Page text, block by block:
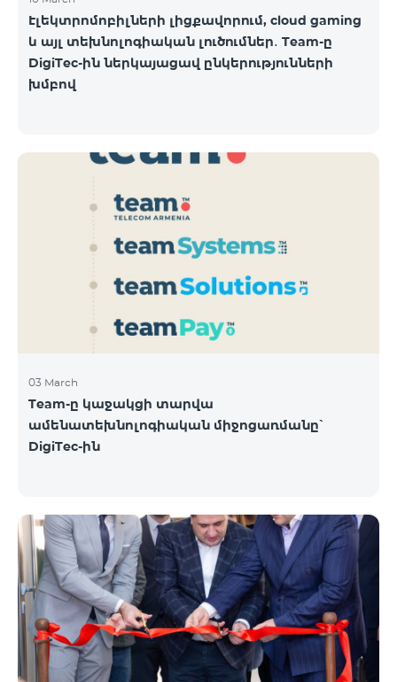
Էլեկտրոմոբիլների լիցքավորում, cloud gaming
և այլ տեխնոլոգիական լուծումներ․ Team-ը
DigiTec-ին ներկայացավ ընկերությունների
խմբով
03 March
Team-ը կաջակցի տարվա
ամենատեխնոլոգիական միջոցառմանը՝
DigiTec-ին